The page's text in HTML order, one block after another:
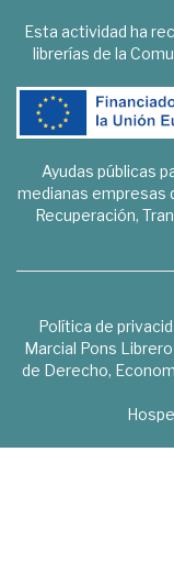
Esta actividad ha
librerías de la
Ayudas públicas
medianas empresas
Recuperación,
Política de
Marcial Pons
de Derecho,